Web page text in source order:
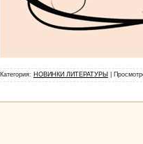
Категория: НОВИНКИ ЛИТЕРАТУРЫ |